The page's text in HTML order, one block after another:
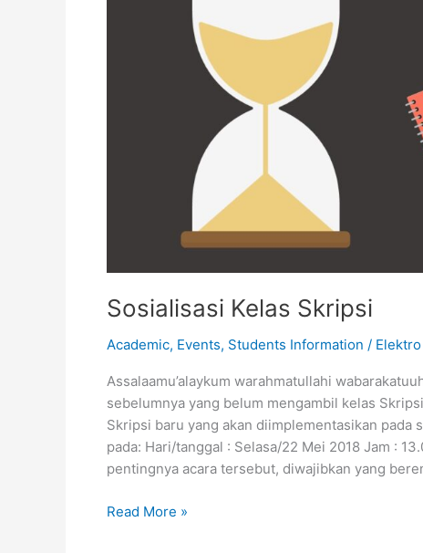
Sosialisasi Kelas Skripsi
Academic, Events, Students Information / Elektro
Assalaamu’alaykum warahmatullahi
sebelumnya yang belum mengambil kelas
Skripsi baru yang akan diimplementasikan pada
pada: Hari/tanggal : Selasa/22 Mei 2018 Jam :
pentingnya acara tersebut, diwajibkan yang
Read More »